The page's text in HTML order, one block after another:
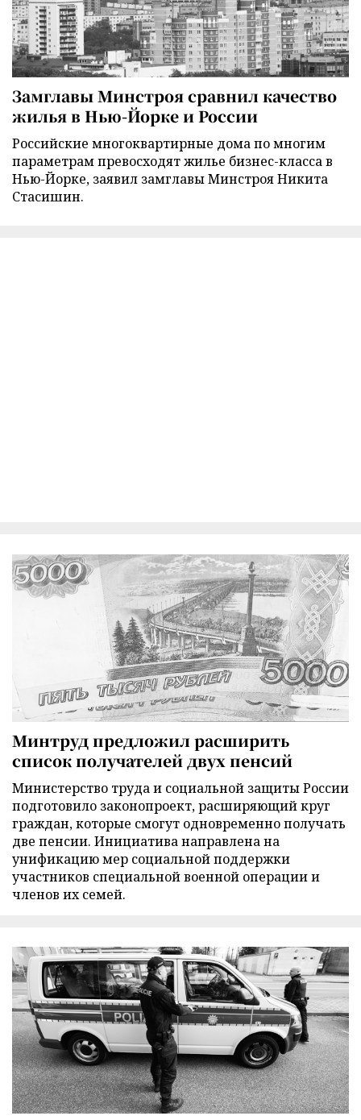
Замглавы Минстроя сравнил качество
жилья в Нью-Йорке и России
Российские многоквартирные дома по многим
параметрам превосходят жилье бизнес-класса в
Нью-Йорке, заявил замглавы Минстроя Никита
Стасишин.
Минтруд предложил расширить
список получателей двух пенсий
Министерство труда и социальной защиты России
подготовило законопроект, расширяющий круг
граждан, которые смогут одновременно получать
две пенсии. Инициатива направлена на
унификацию мер социальной поддержки
участников специальной военной операции и
членов их семей.